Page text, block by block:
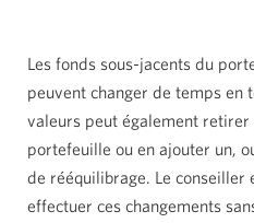
Les fonds sous-jacents du
peuvent changer de temps en
valeurs peut également retirer
portefeuille ou en ajouter un,
de rééquilibrage. Le conseiller
effectuer ces changements